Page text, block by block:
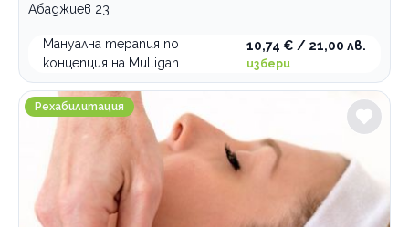
Абаджиев 23
Мануална терапия по
концепция на Mulligan
10,74 € / 21,00 лв.
избери
Славия Спортес Кинезитерапия
Рехабилитация